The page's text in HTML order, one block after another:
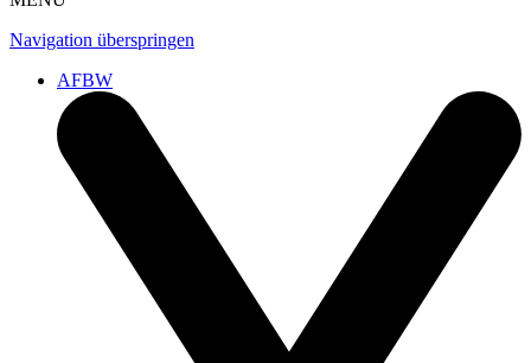
Navigation überspringen
AFBW